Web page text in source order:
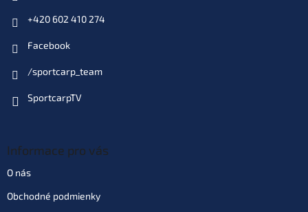
+420 602 410 274
Facebook
/sportcarp_team
SportcarpTV
Informace pro vás
O nás
Obchodné podmienky